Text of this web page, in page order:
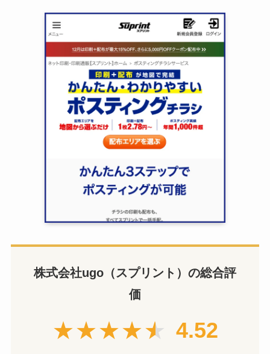
株式会社ugo（スプリント）の総合評
価
★★★★★ 4.52